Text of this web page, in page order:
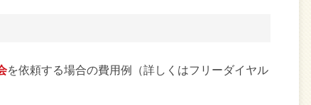
を依頼する場合の費用例（詳しくはフリーダイヤル